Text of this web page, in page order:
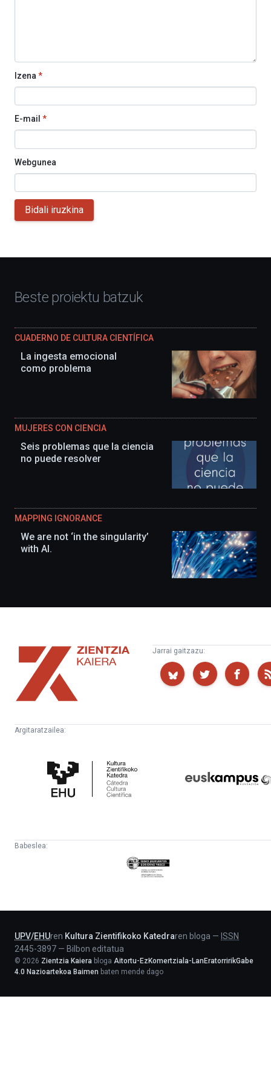
Izena *
E-mail *
Webgunea
Bidali iruzkina
Beste proiektu batzuk
CUADERNO DE CULTURA CIENTÍFICA
La ingesta emocional
como problema
MUJERES CON CIENCIA
Seis problemas que la ciencia
no puede resolver
MAPPING IGNORANCE
We are not ‘in the singularity’
with AI.
Zientzia
Kaiera
Jarrai gaitzazu:
Argitaratzailea:
Zientifikoko
Katedra
Babeslea:
Eusko
Jaurlaritza
UPV/EHUren Kultura Zientifikoko Katedraren bloga — ISSN
2445-3897 — Bilbon editatua
© 2026 Zientzia Kaiera bloga Aitortu-EzKomertziala-LanEratorririkGabe
4.0 Nazioartekoa Baimen baten mende dago